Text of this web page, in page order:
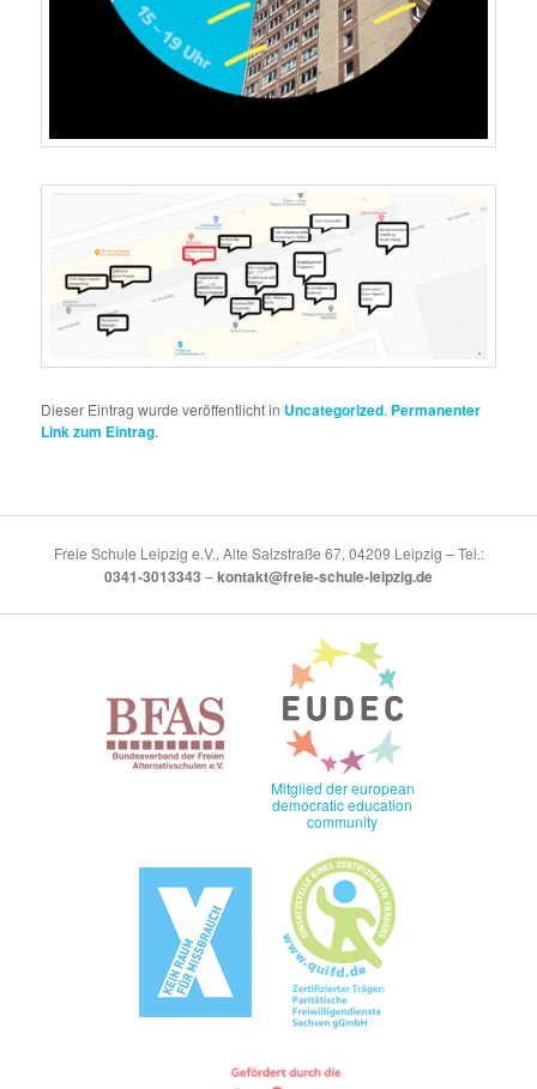
Dieser Eintrag wurde veröffentlicht in Uncategorized. Permanenter
Link zum Eintrag.
Freie Schule Leipzig e.V., Alte Salzstraße 67, 04209 Leipzig – Tel.:
0341-3013343 –kontakt@freie-schule-leipzig.de
Mitglied der european
democratic education
community